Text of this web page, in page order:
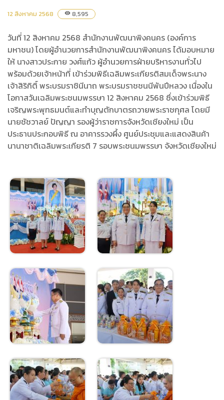
12 สิงหาคม 2568 visibility 8,595
วันที่ 12 สิงหาคม 2568 สำนักงานพัฒนาพิงคนคร (องค์การ
มหาชน) โดยผู้อำนวยการสำนักงานพัฒนาพิงคนคร ได้มอบหมาย
ให้ นางสาวประกาย วงศ์แก้ว ผู้อำนวยการฝ่ายบริหารงานทั่วไป
พร้อมด้วยเจ้าหน้าที่ เข้าร่วมพิธีเฉลิมพระเกียรติสมเด็จพระนาง
เจ้าสิริกิติ์ พระบรมราชินีนาถ พระบรมราชชนนีพันปีหลวง เนื่องใน
โอกาสวันเฉลิมพระชนมพรรษา 12 สิงหาคม 2568 ซึ่งเข้าร่วมพิธี
เจริญพระพุทธมนต์และทำบุญตักบาตรถวายพระราชกุศล โดยมี
นายชัชวาลย์ ปัญญา รองผู้ว่าราชการจังหวัดเชียงใหม่ เป็น
ประธานประกอบพิธี ณ อาคารรวงผึ้ง ศูนย์ประชุมและแสดงสินค้า
นานาชาติเฉลิมพระเกียรติ 7 รอบพระชนมพรรษา จังหวัดเชียงใหม่